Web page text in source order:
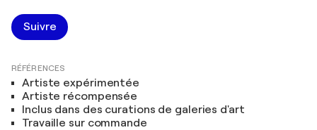
Suivre
RÉFÉRENCES
Artiste expérimentée
Artiste récompensée
Inclus dans des curations de galeries d'art
Travaille sur commande